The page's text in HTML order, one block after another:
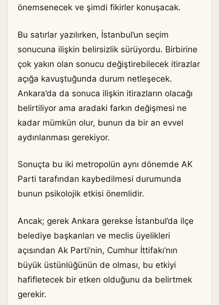
önemsenecek ve şimdi fikirler konuşacak.
Bu satırlar yazılırken, İstanbul’un seçim
sonucuna ilişkin belirsizlik sürüyordu. Birbirine
çok yakın olan sonucu değiştirebilecek itirazlar
açığa kavuştuğunda durum netleşecek.
Ankara’da da sonuca ilişkin itirazların olacağı
belirtiliyor ama aradaki farkın değişmesi ne
kadar mümkün olur, bunun da bir an evvel
aydınlanması gerekiyor.
Sonuçta bu iki metropolün aynı dönemde AK
Parti tarafından kaybedilmesi durumunda
bunun psikolojik etkisi önemlidir.
Ancak; gerek Ankara gerekse İstanbul’da ilçe
belediye başkanları ve meclis üyelikleri
açısından Ak Parti’nin, Cumhur İttifakı’nın
büyük üstünlüğünün de olması, bu etkiyi
hafifletecek bir etken olduğunu da belirtmek
gerekir.